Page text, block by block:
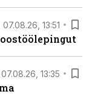
07.08.26, 13:51
07.08.26, 13:35